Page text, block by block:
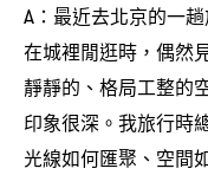
A： 最近去北京的一
在城裡閒逛時 ， 偶然
靜靜的、格局工整的
印象很深。我旅行時
光線如何匯聚、空間